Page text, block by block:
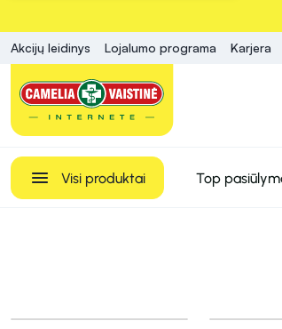
Akcijų leidinys Lojalumo programa Karjera
Visi produktai Top